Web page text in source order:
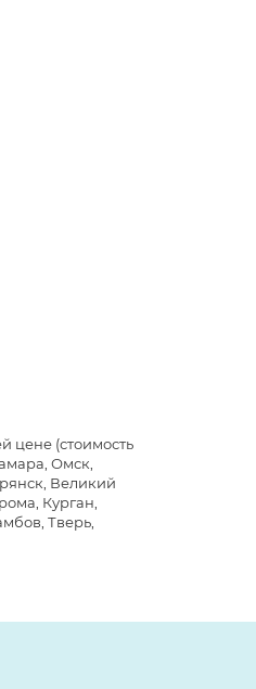
цене(стоимость
Омск,
Великий
Курган,
Тверь,